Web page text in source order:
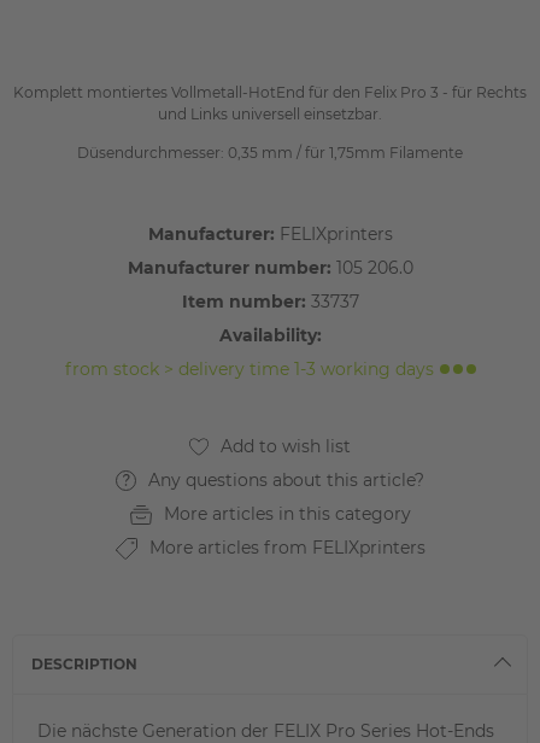
Komplett montiertes Vollmetall-HotEnd für den Felix Pro 3 - für Rechts
und Links universell einsetzbar.
Düsendurchmesser: 0,35 mm / für 1,75mm Filamente
Manufacturer: FELIXprinters
Manufacturer number: 105 206.0
Item number: 33737
Availability:
from stock > delivery time 1-3 working days
Any questions about this article?
More articles in this category
More articles from FELIXprinters
DESCRIPTION
Die nächste Generation der FELIX Pro Series Hot-Ends